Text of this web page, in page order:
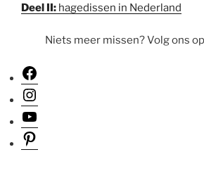
Deel II: hagedissen in Nederland
Niets meer missen? Volg ons